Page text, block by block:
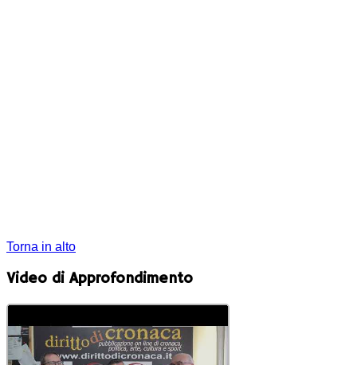
Torna in alto
Video di Approfondimento